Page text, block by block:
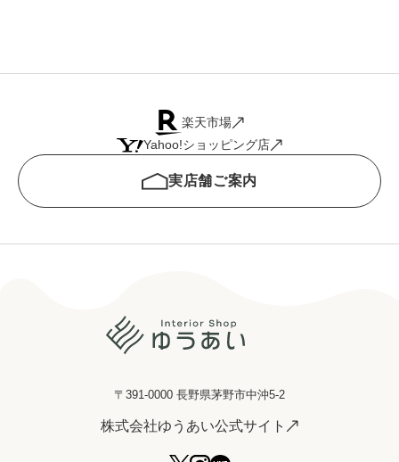
楽天市場
Yahoo!ショッピング店
実店舗ご案内
〒391-0000 長野県茅野市中沖5-2
株式会社ゆうあい公式サイト